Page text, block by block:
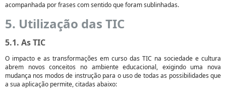
acompanhada por frases com sentido que foram sublinhadas.
5. Utilização das TIC
5.1. As TIC
O impacto e as transformações em curso das TIC na sociedade e cultura
abrem novos conceitos no ambiente educacional, exigindo uma nova
mudança nos modos de instrução para o uso de todas as possibilidades que
a sua aplicação permite, citadas abaixo: